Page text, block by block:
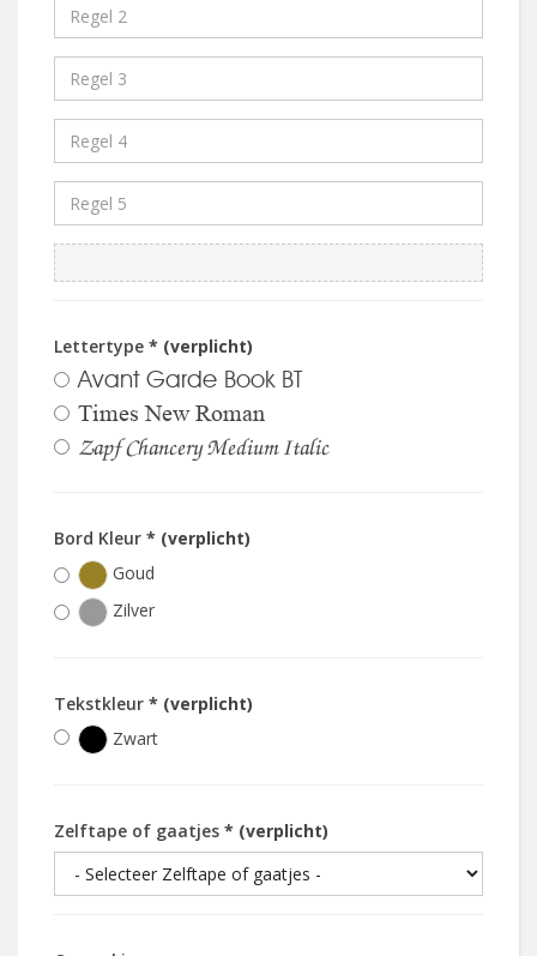
Lettertype * (verplicht)
Avant Garde Book BT
Times New Roman
Zapf Chancery Medium Italic
Bord Kleur * (verplicht)
Goud
Zilver
Tekstkleur * (verplicht)
Zwart
Zelftape of gaatjes * (verplicht)